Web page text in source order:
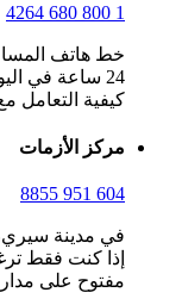
1 800 680 4264
خط هاتف
24 ساعة في
كيفية التعامل
مركز الأزمات
604 951 8855
في مدينة سيري،
إذا كنت فقط
مفتوح على مدار 24 ساعة في اليوم.